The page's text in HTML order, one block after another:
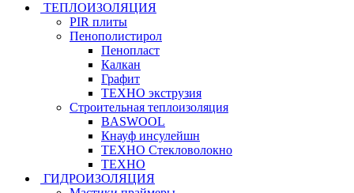
ТЕПЛОИЗОЛЯЦИЯ
PIR плиты
Пенополистирол
Пенопласт
Калкан
Графит
ТЕХНО экструзия
Строительная теплоизоляция
BASWOOL
Кнауф инсулейшн
ТЕХНО Стекловолокно
ТЕХНО
ГИДРОИЗОЛЯЦИЯ